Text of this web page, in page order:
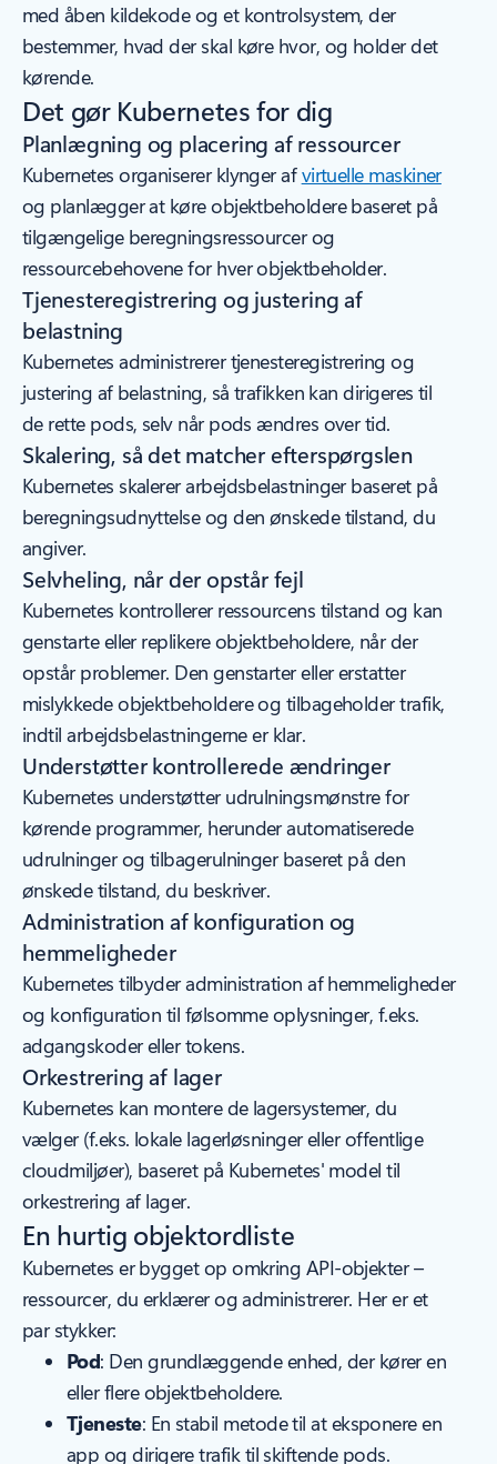
med åben kildekode og et kontrolsystem, der
bestemmer, hvad der skal køre hvor, og holder det
kørende.
Det gør Kubernetes for dig
Planlægning og placering af ressourcer
Kubernetes organiserer klynger afvirtuelle maskiner
og planlægger at køre objektbeholdere baseret på
tilgængelige beregningsressourcer og
ressourcebehovene for hver objektbeholder.
Tjenesteregistrering og justering af
belastning
Kubernetes administrerer tjenesteregistrering og
justering af belastning, så trafikken kan dirigeres til
de rette pods, selv når pods ændres over tid.
Skalering, så det matcher efterspørgslen
Kubernetes skalerer arbejdsbelastninger baseret på
beregningsudnyttelse og den ønskede tilstand, du
angiver.
Selvheling, når der opstår fejl
Kubernetes kontrollerer ressourcens tilstand og kan
genstarte eller replikere objektbeholdere, når der
opstår problemer. Den genstarter eller erstatter
mislykkede objektbeholdere og tilbageholder trafik,
indtil arbejdsbelastningerne er klar.
Understøtter kontrollerede ændringer
Kubernetes understøtter udrulningsmønstre for
kørende programmer, herunder automatiserede
udrulninger og tilbagerulninger baseret på den
ønskede tilstand, du beskriver.
Administration af konfiguration og
hemmeligheder
Kubernetes tilbyder administration af hemmeligheder
og konfiguration til følsomme oplysninger, f.eks.
adgangskoder eller tokens.
Orkestrering af lager
Kubernetes kan montere de lagersystemer, du
vælger (f.eks. lokale lagerløsninger eller offentlige
cloudmiljøer), baseret på Kubernetes' model til
orkestrering af lager.
En hurtig objektordliste
Kubernetes er bygget op omkring API-objekter –
ressourcer, du erklærer og administrerer. Her er et
par stykker:
Pod: Den grundlæggende enhed, der kører en
eller flere objektbeholdere.
Tjeneste: En stabil metode til at eksponere en
app og dirigere trafik til skiftende pods.